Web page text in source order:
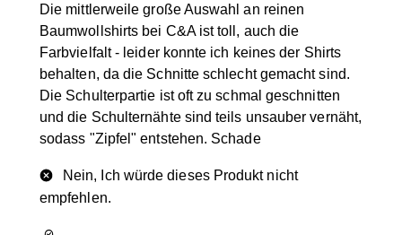
Die mittlerweile große Auswahl an reinen
Baumwollshirts bei C&A ist toll, auch die
Farbvielfalt - leider konnte ich keines der Shirts
behalten, da die Schnitte schlecht gemacht sind.
Die Schulterpartie ist oft zu schmal geschnitten
und die Schulternähte sind teils unsauber vernäht,
sodass "Zipfel" entstehen. Schade
Nein, Ich würde dieses Produkt nicht
empfehlen.